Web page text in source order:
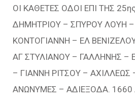
ΟΙ ΚΑΘΕΤΕΣ ΟΔΟΙ ΕΠΙ ΤΗΣ
ΔΗΜΗΤΡΙΟΥ – ΣΠΥΡΟΥ ΛΟΥΗ
ΚΟΝΤΟΓΙΑΝΝΗ – ΕΛ
ΑΓ ΣΤΥΛΙΑΝΟΥ – ΓΑΛΛΗΝΗΣ –
– ΓΙΑΝΝΗ ΡΙΤΣΟΥ –
ΑΝΩΝΥΜΕΣ – ΑΔΙΕΞΟΔΑ. 1660